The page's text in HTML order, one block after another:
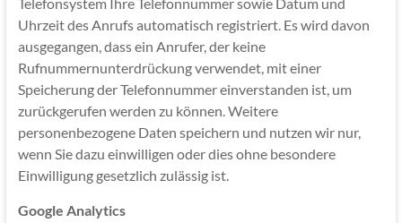
Uhrzeit des Anrufs automatisch registriert. Es wird davon
ausgegangen, dass ein Anrufer, der keine
Rufnummernunterdrückung verwendet, mit einer
Speicherung der Telefonnummer einverstanden ist, um
zurückgerufen werden zu können. Weitere
personenbezogene Daten speichern und nutzen wir nur,
wenn Sie dazu einwilligen oder dies ohne besondere
Einwilligung gesetzlich zulässig ist.
Google Analytics